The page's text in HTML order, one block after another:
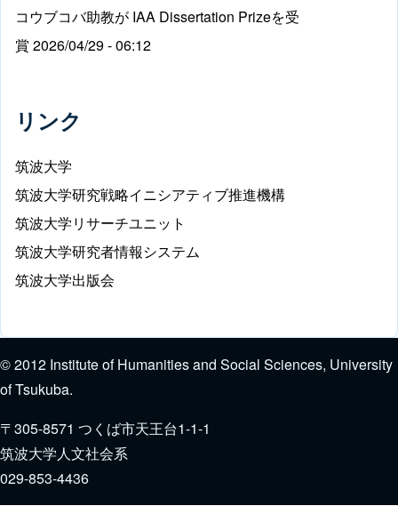
コウブコバ助教が IAA Dissertation Prizeを受
賞 2026/04/29 - 06:12
リンク
筑波大学
筑波大学研究戦略イニシアティブ推進機構
筑波大学リサーチユニット
筑波大学研究者情報システム
筑波大学出版会
© 2012 Institute of Humanities and Social Sciences, University
of Tsukuba.
〒305-8571 つくば市天王台1-1-1
筑波大学人文社会系
029-853-4436